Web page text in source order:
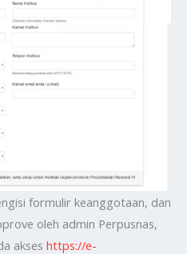
formulir keanggotaan, dan
oleh admin Perpusnas,
akses https://e-